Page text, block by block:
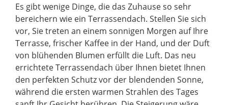
Es gibt wenige Dinge, die das Zuhause so sehr
bereichern wie ein Terrassendach. Stellen Sie sich
vor, Sie treten an einem sonnigen Morgen auf Ihre
Terrasse, frischer Kaffee in der Hand, und der Duft
von blühenden Blumen erfüllt die Luft. Das neu
errichtete Terrassendach über Ihnen bietet Ihnen
den perfekten Schutz vor der blendenden Sonne,
während die ersten warmen Strahlen des Tages